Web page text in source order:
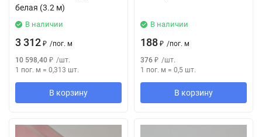
белая (3.2 м)
В наличии
3 312 ₽ /пог. м
10 598,40 ₽ /шт.
1 пог. м = 0,313 шт.
В корзину
В наличии
188 ₽ /пог. м
376 ₽ /шт.
1 пог. м = 0,5 шт.
В корзину